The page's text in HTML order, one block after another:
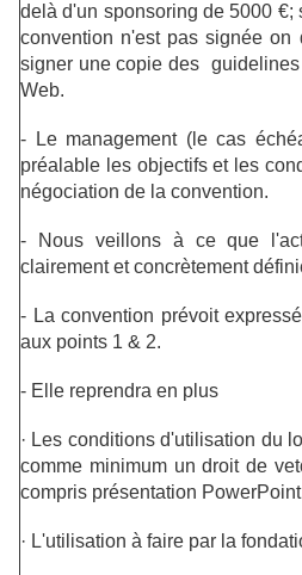
delà d'un sponsoring de 5000 €;
convention n'est pas signée on
signer une copie des
Web.
- Le management (le cas
préalable les objectifs et les
négociation de la convention.
- Nous veillons à ce que
clairement et concrètement
- La convention prévoit
aux points 1 & 2.
- Elle reprendra en plus
· Les conditions d'utilisation du
comme minimum un droit de
compris présentation
· L'utilisation à faire par la